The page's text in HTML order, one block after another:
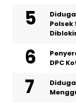
Polsek
DPC